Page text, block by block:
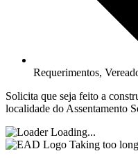
Requerimentos,
Solicita que seja feito a
localidade do Assentamento
Loading...
Taking too